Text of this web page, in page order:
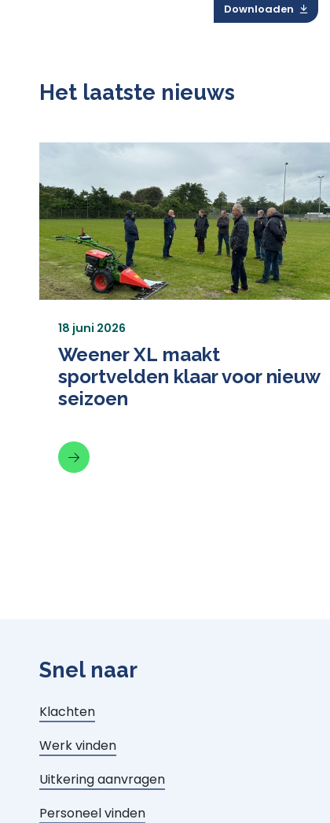
Downloaden
Het laatste nieuws
Weener XL maakt
sportvelden klaar voor nieuw
seizoen
18 juni 2026
Snel naar
Klachten
Werk vinden
Uitkering aanvragen
Personeel vinden